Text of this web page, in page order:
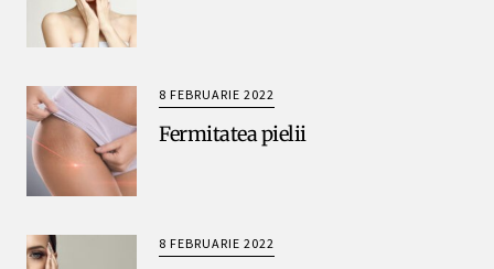
8 FEBRUARIE 2022
Fermitatea pielii
8 FEBRUARIE 2022